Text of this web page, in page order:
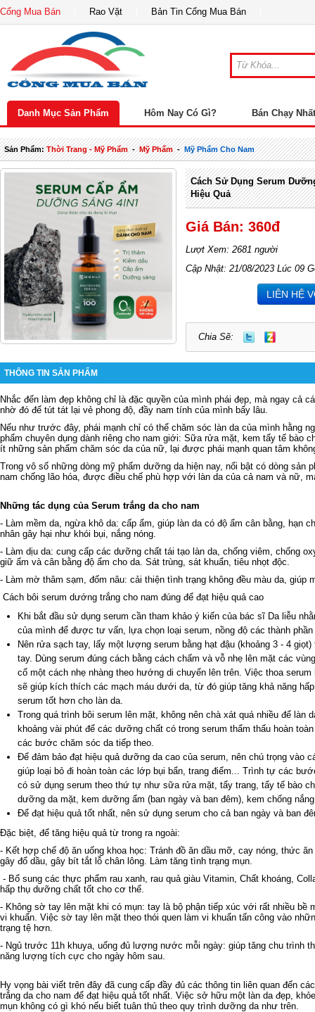
Cổng Mua Bán Rao Vặt Bản Tin Cổng Mua Bán
Danh Mục Sản Phẩm Hôm Nay Có Gì? Bán Chạy Nhất
Sản Phẩm:Thời Trang - Mỹ Phẩm-Mỹ Phẩm-Mỹ Phẩm Cho Nam
Cách Sử Dụng Serum
Hiệu Quả
Giá Bán: 360đ
Lượt Xem: 2681 người
Cập Nhật: 21/08/2023 Lúc 09
LIÊN HỆ
Chia Sẽ:
THÔNG TIN SẢN PHẨM
Nhắc đến làm đẹp không chỉ là đặc quyền của mình phái đẹp, mà ngay cả
nhờ đó để tút tát lại vẻ phong độ, đầy nam tính của mình bấy lâu.
Nếu như trước đây, phái mạnh chỉ có thể chăm sóc làn da của mình hằng
phẩm chuyên dụng dành riêng cho nam giới: Sữa rửa mặt, kem tẩy tế bào
ít những sản phẩm chăm sóc da của nữ, lại được phái mạnh quan tâm
Trong vô số những dòng mỹ phẩm dưỡng da hiện nay, nổi bật có dòng sản
nam chống lão hóa, được điều chế phù hợp với làn da của cả nam và nữ,
Những tác dụng của Serum trắng da cho nam
- Làm mềm da, ngừa khô da: cấp ẩm, giúp làn da có độ ẩm cân bằng, hạn
nhân gây hại như khói bụi, nắng nóng.
- Làm dịu da: cung cấp các dưỡng chất tái tạo làn da, chống viêm, chống
giữ ẩm và cân bằng độ ẩm cho da. Sát trùng, sát khuẩn, tiêu nhọt độc.
- Làm mờ thâm sạm, đốm nâu: cải thiện tình trạng không đều màu da, giúp
Cách bôi serum dướng trắng cho nam đúng để đạt hiệu quả cao
Khi bắt đầu sử dụng serum cần tham khảo ý kiến của bác sĩ Da liễu
của mình để được tư vấn, lựa chọn loại serum, nồng độ các thành
Nên rửa sạch tay, lấy một lượng serum bằng hạt đậu (khoảng 3 - 4
tay. Dùng serum đúng cách bằng cách chấm và vỗ nhẹ lên mặt các
cổ một cách nhẹ nhàng theo hướng di chuyển lên trên. Việc thoa
sẽ giúp kích thích các mạch máu dưới da, từ đó giúp tăng khả năng
serum tốt hơn cho làn da.
Trong quá trình bôi serum lên mặt, không nên chà xát quá nhiều để làn
khoảng vài phút để các dưỡng chất có trong serum thẩm thấu hoàn
các bước chăm sóc da tiếp theo.
Để đảm bảo đạt hiệu quả dưỡng da cao của serum, nên chú trọng vào
giúp loại bỏ đi hoàn toàn các lớp bụi bẩn, trang điểm... Trình tự các
có sử dụng serum theo thứ tự như sữa rửa mặt, tẩy trang, tẩy tế bào
dưỡng da mặt, kem dưỡng ẩm (ban ngày và ban đêm), kem chống
Để đạt hiệu quả tốt nhất, nên sử dụng serum cho cả ban ngày và ban
Đặc biệt, để tăng hiệu quả từ trong ra ngoài:
- Kết hợp chế độ ăn uống khoa học: Tránh đồ ăn dầu mỡ, cay nóng, thức
gây đổ dầu, gây bít tắt lỗ chân lông. Làm tăng tình trạng mụn.
- Bổ sung các thực phẩm rau xanh, rau quả giàu Vitamin, Chất khoáng,
hấp thụ dưỡng chất tốt cho cơ thể.
- Không sờ tay lên mặt khi có mụn: tay là bộ phận tiếp xúc với rất nhiều bề
vi khuẩn. Việc sờ tay lên mặt theo thói quen làm vi khuẩn tấn công vào
trạng tệ hơn.
- Ngủ trước 11h khuya, uống đủ lượng nước mỗi ngày: giúp tăng chu trình
năng lượng tích cực cho ngày hôm sau.
Hy vọng bài viết trên đây đã cung cấp đầy đủ các thông tin liên quan đến
trắng da cho nam để đạt hiệu quả tốt nhất. Việc sở hữu một làn da đẹp,
mụn không có gì khó nếu biết tuân thủ theo quy trình dưỡng da như trên.